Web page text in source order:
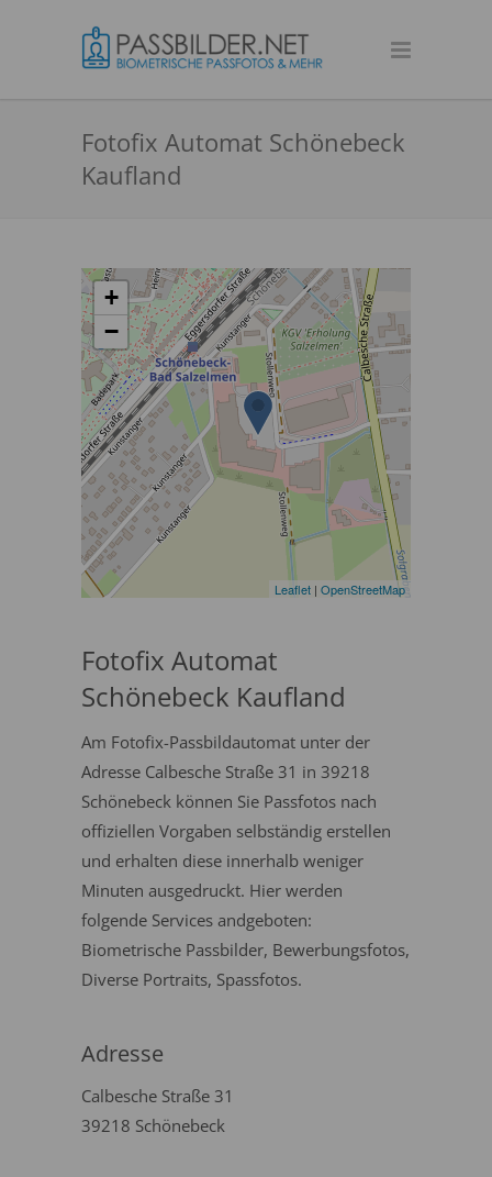
Fotofix Automat Schönebeck
Kaufland
+
−
Leaflet | OpenStreetMap
Fotofix Automat
Schönebeck Kaufland
Am Fotofix-Passbildautomat unter der
Adresse Calbesche Straße 31 in 39218
Schönebeck können Sie Passfotos nach
offiziellen Vorgaben selbständig erstellen
und erhalten diese innerhalb weniger
Minuten ausgedruckt. Hier werden
folgende Services andgeboten:
Biometrische Passbilder, Bewerbungsfotos,
Diverse Portraits, Spassfotos.
Adresse
Calbesche Straße 31
39218 Schönebeck